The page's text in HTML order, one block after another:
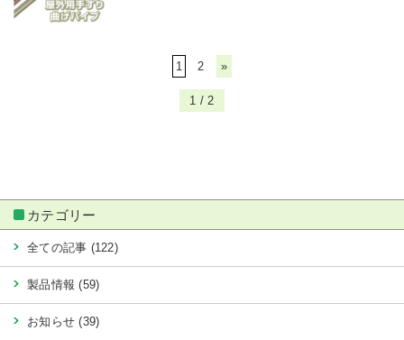
1 / 2
1 2 »
カテゴリー
全ての記事 (122)
製品情報 (59)
お知らせ (39)